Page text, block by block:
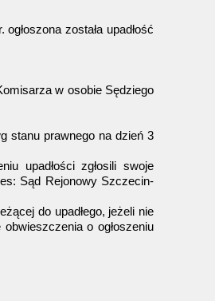
ogłoszona została upadłość
w osobie Sędziego
stanu prawnego na dzień 3
upadłości zgłosili swoje
Sąd Rejonowy Szczecin-
do upadłego, jeżeli nie
o ogłoszeniu